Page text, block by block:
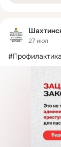
27 июл